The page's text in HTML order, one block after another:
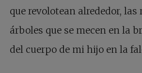
que revolotean alrededor, las
árboles que se mecen en la
del cuerpo de mi hijo en la